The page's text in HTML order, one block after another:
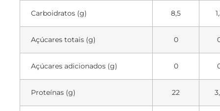
Carboidratos (g) 8,5
Açúcares totais (g) 0
Açúcares adicionados (g) 0
Proteínas (g) 22